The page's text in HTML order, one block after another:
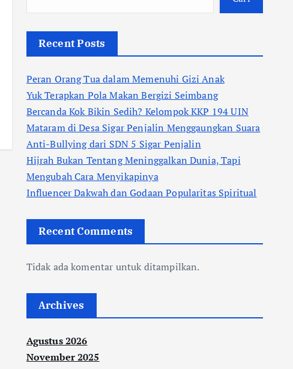
Recent Posts
Peran Orang Tua dalam Memenuhi Gizi Anak
Yuk Terapkan Pola Makan Bergizi Seimbang
Bercanda Kok Bikin Sedih? Kelompok KKP 194 UIN
Mataram di Desa Sigar Penjalin Menggaungkan Suara
Anti-Bullying dari SDN 5 Sigar Penjalin
Hijrah Bukan Tentang Meninggalkan Dunia, Tapi
Mengubah Cara Menyikapinya
Influencer Dakwah dan Godaan Popularitas Spiritual
Recent Comments
Tidak ada komentar untuk ditampilkan.
Archives
Agustus 2026
November 2025